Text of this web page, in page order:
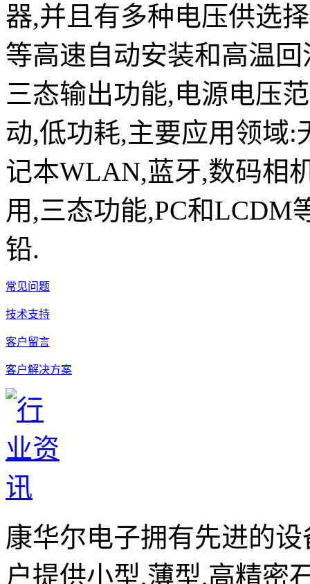
器,并且有多种电压供选
等高速自动安装和高温
三态输出功能,电源电压
动,低功耗,主要应用领域
记本WLAN,蓝牙,数码相
用,三态功能,PC和LCDM
铅.
常见问题
技术支持
客户留言
客户解决方案
康华尔电子拥有先进的
户提供小型,薄型,高精密